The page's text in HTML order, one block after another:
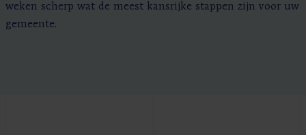
weken scherp wat de meest kansrijke stappen zijn voor uw
gemeente.